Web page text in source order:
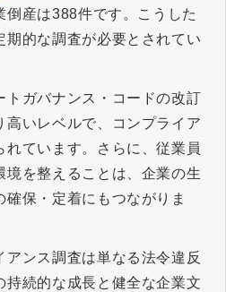
倒産は388件です。こうした
期的な調査が必要とされてい
トガバナンス・コードの改訂
高いレベルで、コンプライア
れています。さらに、従業員
境を整えることは、企業の生
保・定着にもつながりま
アンス調査は単なる法令違反
持続的な成長と健全な企業文